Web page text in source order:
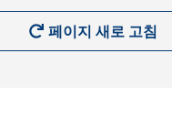
페이지 새로 고침